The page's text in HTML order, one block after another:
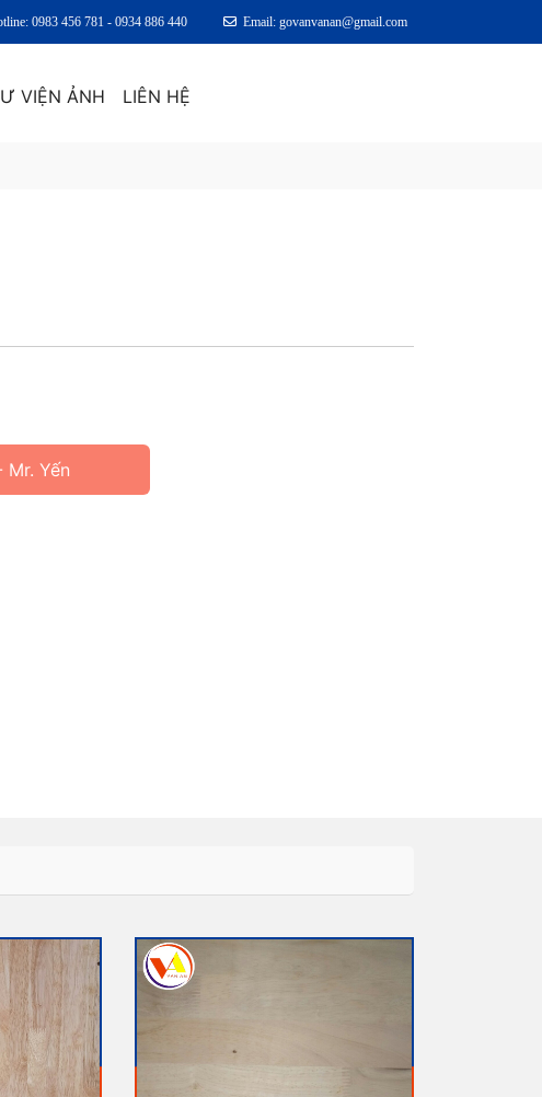
0983 456 781 - 0934 886 440 Email: govanvanan@gmail.com
VIỆN ẢNH LIÊN HỆ
Mr. Yến